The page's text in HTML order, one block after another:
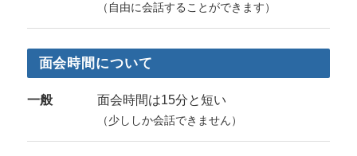
（自由に会話することができます）
面会時間について
一般 面会時間は15分と短い
（少ししか会話できません）